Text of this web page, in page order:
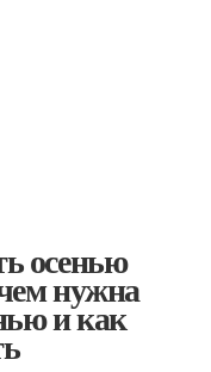
осенью
нужна
и как